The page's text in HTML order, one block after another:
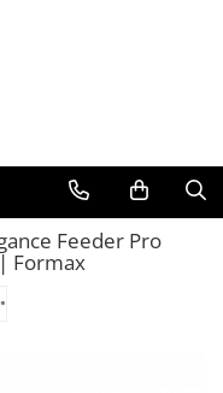
Feeder Pro
Formax